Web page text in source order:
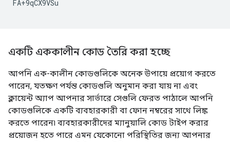
একটি এককালীন কোড তৈরি করা হচ্ছে
আপনি এক-কালীন কোডগুলিকে অনেক উপায়ে প্রয়োগ করতে
পারেন, যতক্ষণ পর্যন্ত কোডগুলি অনুমান করা যায় না এবং
ক্লায়েন্ট অ্যাপ আপনার সার্ভারে সেগুলি ফেরত পাঠালে আপনি
কোডগুলিকে একটি ব্যবহারকারী বা ফোন নম্বরের সাথে লিঙ্ক
করতে পারেন৷ ব্যবহারকারীদের ম্যানুয়ালি কোড টাইপ করার
প্রয়োজন হতে পারে এমন যেকোনো পরিস্থিতির জন্য আপনার